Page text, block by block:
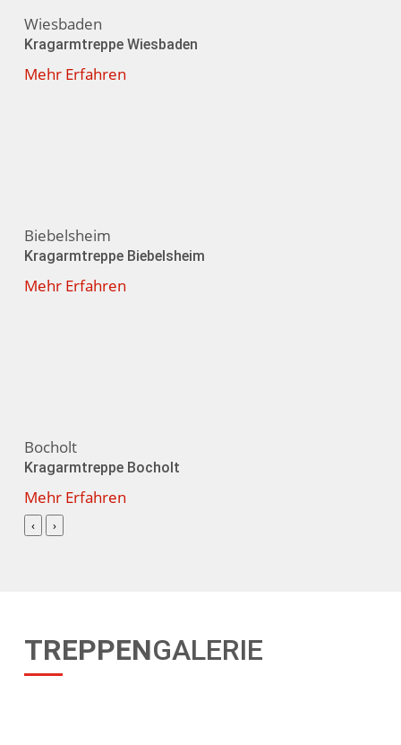
Wiesbaden
Kragarmtreppe Wiesbaden
Mehr Erfahren
Biebelsheim
Kragarmtreppe Biebelsheim
Mehr Erfahren
Bocholt
Kragarmtreppe Bocholt
Mehr Erfahren
‹ ›
TREPPENGALERIE